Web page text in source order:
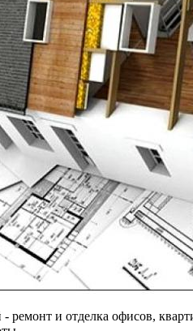
ремонт и отделка офисов,